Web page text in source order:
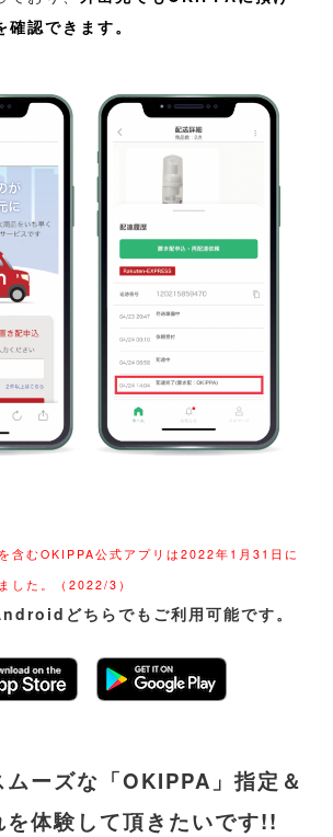
認できます。
含むOKIPPA公式アプリは2022年1月31日に
した。（2022/3）
どちらでもご利用可能です。
ーズな「OKIPPA」指定＆
を体験して頂きたいです!!